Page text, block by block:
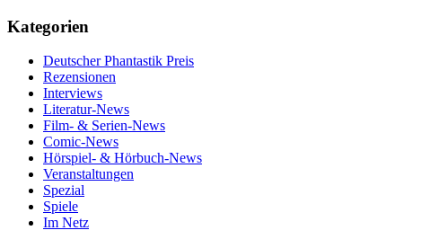
Kategorien
Deutscher Phantastik Preis
Rezensionen
Interviews
Literatur-News
Film- & Serien-News
Comic-News
Hörspiel- & Hörbuch-News
Veranstaltungen
Spezial
Spiele
Im Netz